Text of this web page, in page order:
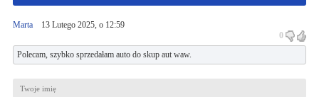
Marta13 Lutego 2025, o 12:59
0
Polecam, szybko sprzedałam auto do skup aut waw.